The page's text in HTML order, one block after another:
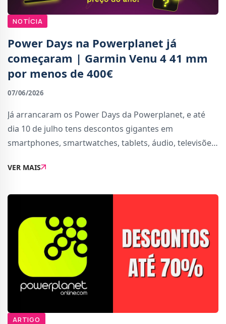
NOTÍCIA
Power Days na Powerplanet já
começaram | Garmin Venu 4 41 mm
por menos de 400€
07/06/2026
Já arrancaram os Power Days da Powerplanet, e até
dia 10 de julho tens descontos gigantes em
smartphones, smartwatches, tablets, áudio, televisões
cada categória:Smartphones:OnePlus Nord 6 5G (2
VER MAIS
ARTIGO